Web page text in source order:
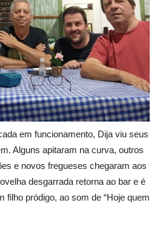
em funcionamento, Dija viu seus
Alguns apitaram na curva, outros
e novos fregueses chegaram aos
desgarrada retorna ao bar e é
filho pródigo, ao som de “Hoje quem